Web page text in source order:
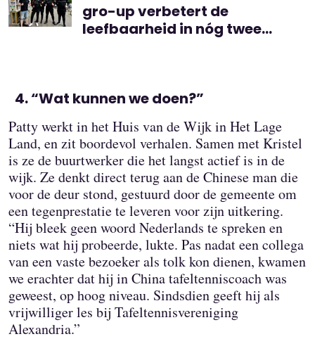
gro-up verbetert de
leefbaarheid in nóg twee
“Wat kunnen we doen?”
Patty werkt in het Huis van de Wijk in Het Lage
Land, en zit boordevol verhalen. Samen met Kristel
is ze de buurtwerker die het langst actief is in de
wijk. Ze denkt direct terug aan de Chinese man die
voor de deur stond, gestuurd door de gemeente om
een tegenprestatie te leveren voor zijn uitkering.
“Hij bleek geen woord Nederlands te spreken en
niets wat hij probeerde, lukte. Pas nadat een collega
van een vaste bezoeker als tolk kon dienen, kwamen
we erachter dat hij in China tafeltenniscoach was
geweest, op hoog niveau. Sindsdien geeft hij als
vrijwilliger les bij Tafeltennisvereniging
Alexandria.”